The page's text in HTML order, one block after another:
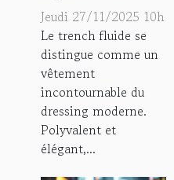
trench fluide
pour différentes
occasions ?
Jeudi 27/11/2025 10h
Le trench fluide se
distingue comme un
vêtement
incontournable du
dressing moderne.
Polyvalent et
élégant,...